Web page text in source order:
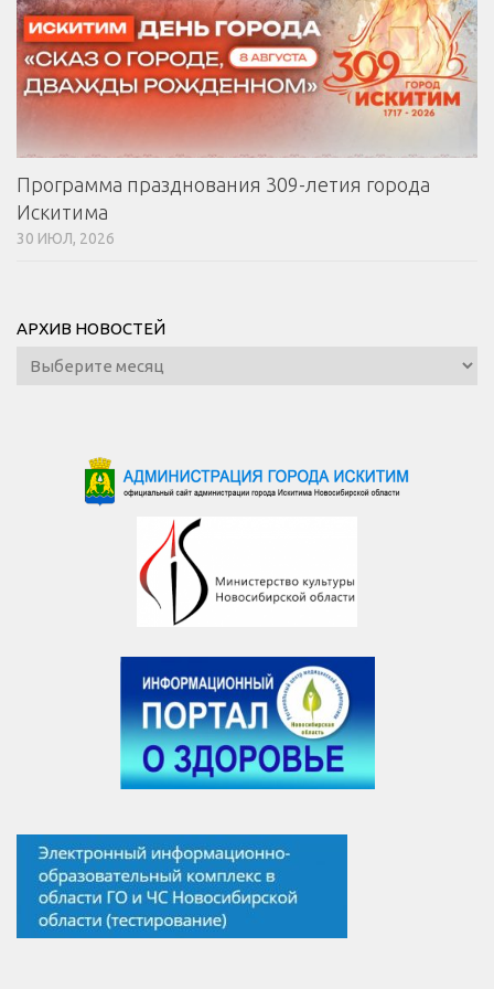
Программа празднования 309-летия города
Искитима
30 ИЮЛ, 2026
АРХИВ НОВОСТЕЙ
Архив
новостей